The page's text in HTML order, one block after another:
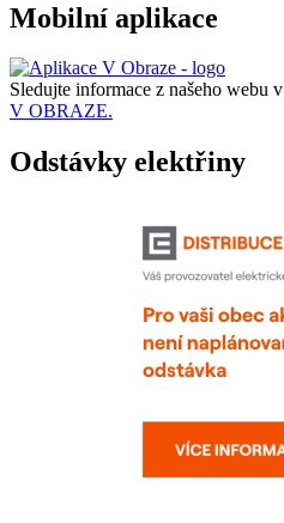
Mobilní aplikace
Sledujte informace z našeho webu v
V OBRAZE.
Odstávky elektřiny